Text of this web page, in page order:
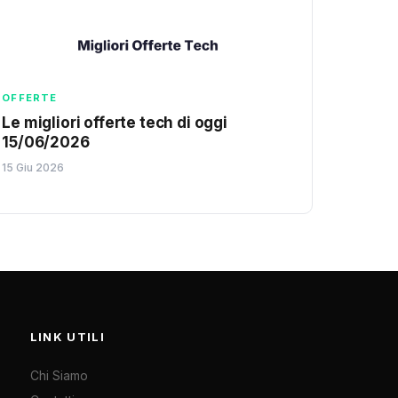
OFFERTE
Le migliori offerte tech di oggi
15/06/2026
15 Giu 2026
LINK UTILI
Chi Siamo